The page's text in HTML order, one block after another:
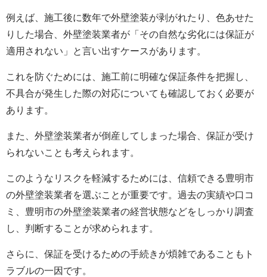
例えば、施工後に数年で外壁塗装が剥がれたり、色あせた
りした場合、 外壁塗装業者が「その自然な劣化には保証が
適用されない」と言い出すケースがあります。
これを防ぐためには、施工前に明確な保証条件を把握し、
不具合が発生した際の対応についても確認しておく必要が
あります。
また、 外壁塗装業者が倒産してしまった場合、保証が受け
られないことも考えられます。
このようなリスクを軽減するためには、信頼できる豊明市
の外壁塗装業者を選ぶことが重要です。過去の実績や口コ
ミ、豊明市の外壁塗装業者の経営状態などをしっかり調査
し、判断することが求められます。
さらに、保証を受けるための手続きが煩雑であることもト
ラブルの一因です。